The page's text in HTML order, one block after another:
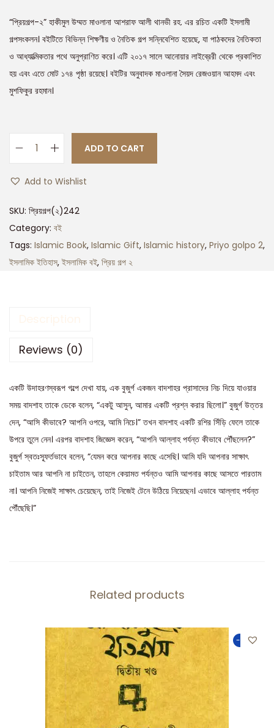
“প্রিয়গল্প-২” হাকীমুল উম্মত মাওলানা আশরাফ আলী থানভী রহ. এর রচিত একটি ইসলামী
গল্পসংকলন। বইটিতে বিভিন্ন শিক্ষণীয় ও নৈতিক গল্প সন্নিবেশিত হয়েছে, যা পাঠকদের নৈতিকতা
ও আধ্যাত্মিকতার পথে অনুপ্রাণিত করে। এটি ২০১৭ সালে আনোয়ার লাইব্রেরী থেকে প্রকাশিত
হয় এবং এতে মোট ১৭৪ পৃষ্ঠা রয়েছে। বইটির অনুবাদক মাওলানা সৈয়দ রেজওয়ান আহমদ এবং
মুশফিকুর রহমান।
ADD TO CART
Add to Wishlist
SKU: প্রিয়গল্প(২)242
Category: বই
Tags: Islamic Book, Islamic Gift, Islamic history, Priyo golpo 2,
ইসলামিক ইতিহাস, ইসলামিক বই, প্রিয় গল্প ২
Reviews (0)
একটি উদাহরণস্বরূপ গল্পে দেখা যায়, এক বুজুর্গ একজন বাদশাহর প্রাসাদের নিচ দিয়ে যাওয়ার
সময় বাদশাহ তাকে ডেকে বলেন, “একটু আসুন, আমার একটি প্রশ্ন করার ছিলো।” বুজুর্গ উত্তর
দেন, “আসি কীভাবে? আপনি ওপরে, আমি নিচে।” তখন বাদশাহ একটি রশির সিঁড়ি ফেলে তাকে
উপরে তুলে নেন। এরপর বাদশাহ জিজ্ঞেস করেন, “আপনি আল্লাহ পর্যন্ত কীভাবে পৌঁছলেন?”
বুজুর্গ স্বতঃস্ফূর্তভাবে বলেন, “যেমন করে আপনার কাছে এসেছি। আমি যদি আপনার সাক্ষাৎ
চাইতাম আর আপনি না চাইতেন, তাহলে কেয়ামত পর্যন্তও আমি আপনার কাছে আসতে পারতাম
না। আপনি নিজেই সাক্ষাৎ চেয়েছেন, তাই নিজেই টেনে উঠিয়ে নিয়েছেন। এভাবে আল্লাহ পর্যন্ত
পৌঁছেছি।”
Related products
-50%